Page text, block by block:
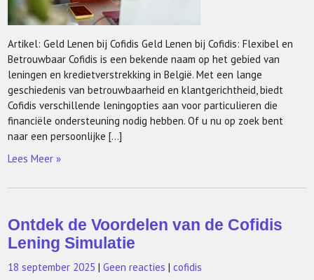
Artikel: Geld Lenen bij Cofidis Geld Lenen bij Cofidis: Flexibel en
Betrouwbaar Cofidis is een bekende naam op het gebied van
leningen en kredietverstrekking in België. Met een lange
geschiedenis van betrouwbaarheid en klantgerichtheid, biedt
Cofidis verschillende leningopties aan voor particulieren die
financiële ondersteuning nodig hebben. Of u nu op zoek bent
naar een persoonlijke […]
Lees Meer »
Ontdek de Voordelen van de Cofidis
Lening Simulatie
18 september 2025 |Geen reacties |cofidis